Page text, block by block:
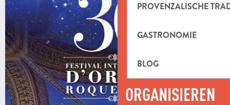
PROVENZALISCHE
GASTRONOMIE
BLOG
ORGANISIEREN